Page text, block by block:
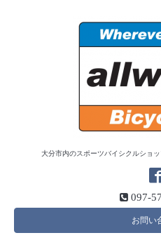
大分市内のスポーツバイシクルショ
097-
お問い